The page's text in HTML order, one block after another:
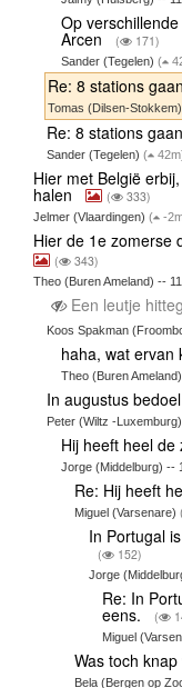
Op
Arcen ( 171)
Sander (Tegelen) (
Re: 8 stations
Tomas (Dilsen-
Re: 8 stations
Sander (Tegelen)(
Hier met België
halen ( 333)
Jelmer (Vlaardingen) ( -
Hier de 1e zomerse
( 343)
Theo (Buren Ameland) --
Een leutje
Koos Spakman
haha, wat ervan
Theo (Buren
In augustus
Peter (Wiltz -
Hij heeft heel
Jorge (Middelburg) --
Re: Hij heeft
Miguel (Varsenare)
In Portugal
( 152)
Jorge
Re: In
eens. (
Miguel
Was toch
Bela (Bergen op